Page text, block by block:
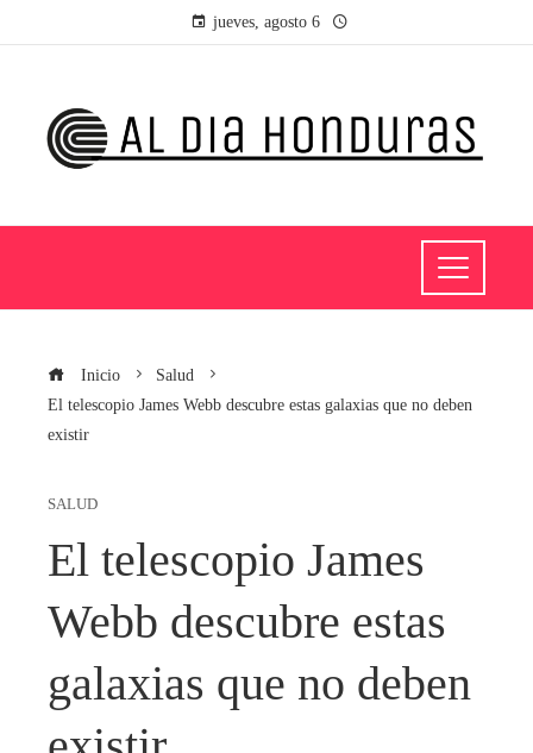
jueves, agosto 6
Inicio
Salud
El telescopio James Webb descubre estas galaxias que no deben
existir
SALUD
El telescopio James
Webb descubre estas
galaxias que no deben